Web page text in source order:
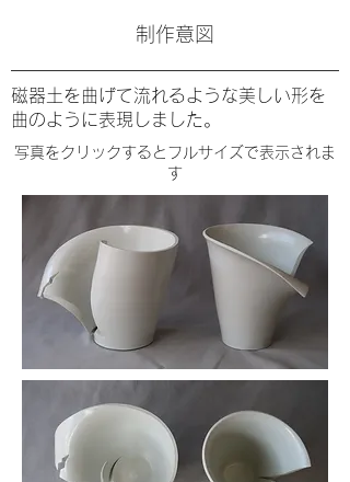
​制作意図
磁器土を曲げて流れるような美しい形を
曲のように表現しました。
​写真をクリックするとフルサイズで表示されま
す